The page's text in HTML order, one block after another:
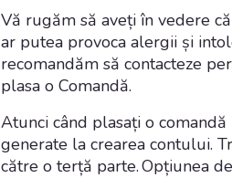
Vă rugăm să aveți în vedere
ar putea provoca alergii și
recomandăm să contacteze
plasa o Comandă.
Atunci când plasați o
generate la crearea contului.
către o terță parte. Opțiunea